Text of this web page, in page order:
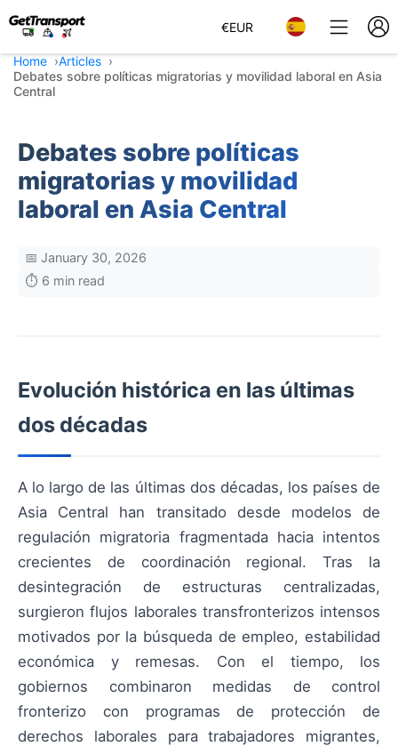
€EUR
Home
Articles
Debates sobre políticas migratorias y movilidad laboral en Asia
Central
Debates sobre políticas
migratorias y movilidad
laboral en Asia Central
📅 January 30, 2026
⏱️ 6 min read
Evolución histórica en las últimas
dos décadas
A lo largo de las últimas dos décadas, los países de
Asia Central han transitado desde modelos de
regulación migratoria fragmentada hacia intentos
crecientes de coordinación regional. Tras la
desintegración de estructuras centralizadas,
surgieron flujos laborales transfronterizos intensos
motivados por la búsqueda de empleo, estabilidad
económica y remesas. Con el tiempo, los
gobiernos combinaron medidas de control
fronterizo con programas de protección de
derechos laborales para trabajadores migrantes,